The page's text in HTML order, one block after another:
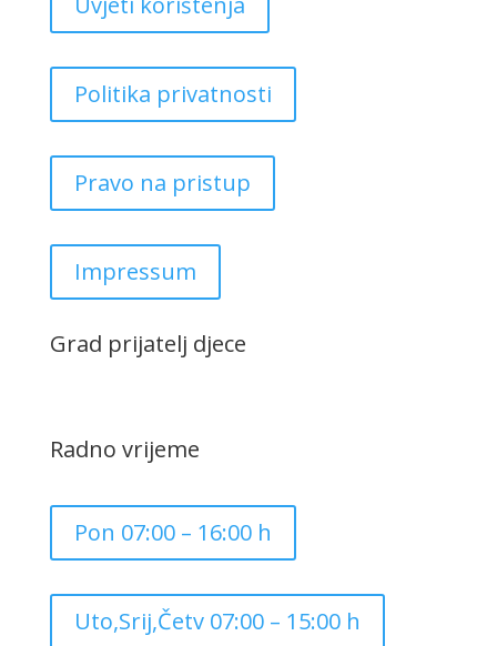
Politika privatnosti
Pravo na pristup
Impressum
Grad prijatelj djece
Radno vrijeme
Pon 07:00 – 16:00 h
Uto,Srij,Četv 07:00 – 15:00 h